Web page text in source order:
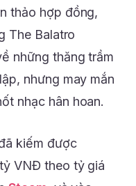
thảo hợp đồng,
The Balatro
những thăng trầm
nhưng may mắn
nhạc hân hoan.
kiếm được
VNĐ theo tỷ giá